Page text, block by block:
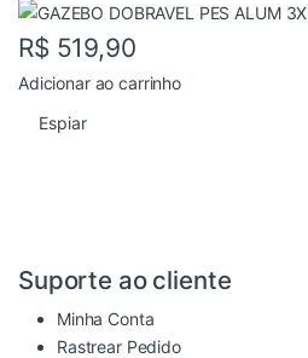
R$ 519,90
Adicionar ao carrinho
Espiar
Suporte ao cliente
Minha Conta
Rastrear Pedido